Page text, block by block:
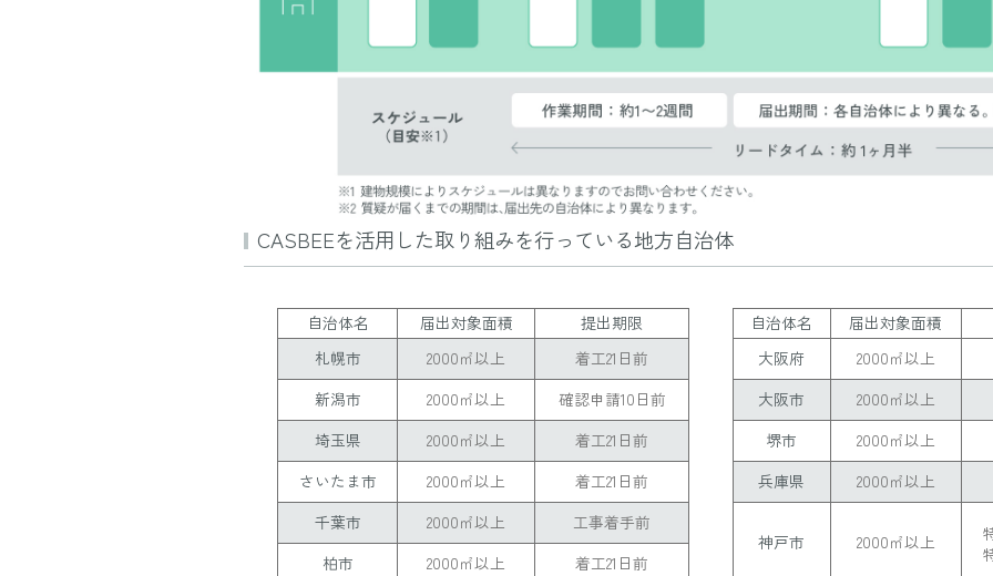
CASBEEを活用した取り組みを行っている地方自治体
自治体名 届出対象面積
提出期限
札幌市
2000㎡以上
着工21日前
新潟市
2000㎡以上
確認申請10日前
埼玉県
2000㎡以上
着工21日前
さいたま市
2000㎡以上
着工21日前
千葉市
2000㎡以上
工事着手前
柏市
2000㎡以上
着工21日前
自治体名 届出対象面積
大阪府
2000㎡以上
大阪市
2000㎡以上
堺市
2000㎡以上
兵庫県
2000㎡以上
神戸市 2000㎡以上